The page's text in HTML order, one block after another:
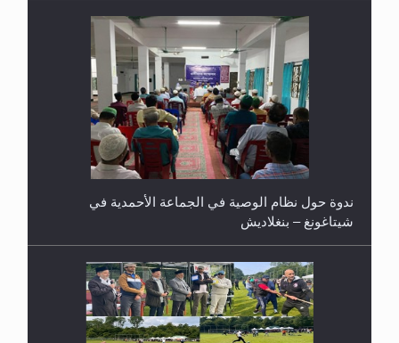
ندوة حول نظام الوصية في الجماعة الأحمدية في
شيتاغونغ – بنغلاديش